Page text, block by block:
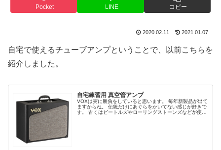
Pocket LINE コピー
2020.02.11 2021.01.07
自宅で使えるチューブアンプということで、以前こちらを
紹介しました。
自宅練習用 真空管アンプ
VOXは実に勝負をしていると思います。 毎年新製品が出て
ますからね。 伝統だけにあぐらをかいてない感じが好きで
す。 古くはビートルズやローリングストーンズなどが使っ